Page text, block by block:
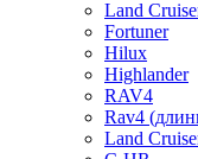
Land
Fortuner
Hilux
Highlander
RAV4
Rav4
Land